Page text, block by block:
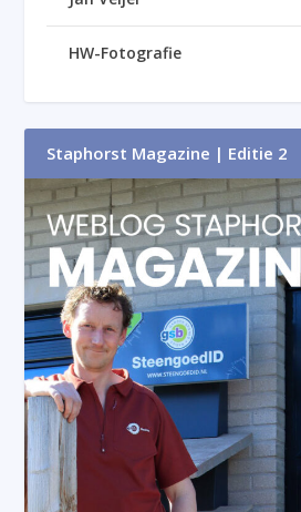
HW-Fotografie
Staphorst Magazine | Editie 2